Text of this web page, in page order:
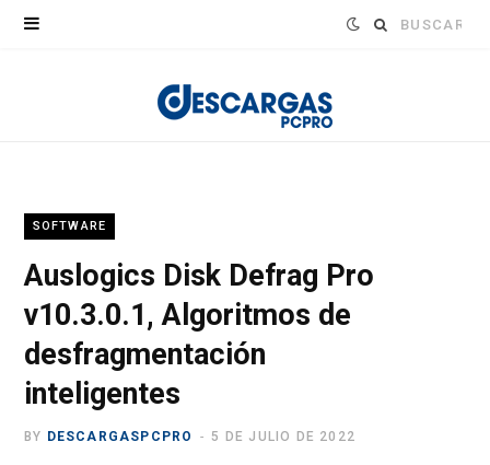
Buscar:
SOFTWARE
Auslogics Disk Defrag Pro
v10.3.0.1, Algoritmos de
desfragmentación
inteligentes
BY DESCARGASPCPRO 5 DE JULIO DE 2022